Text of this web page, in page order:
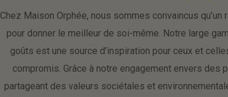
Chez Maison Orphée, nous sommes convaincus
pour donner le meilleur de soi-même. Notre large
goûts est une source d’inspiration pour ceux et
compromis. Grâce à notre engagement envers des
partageant des valeurs sociétales et